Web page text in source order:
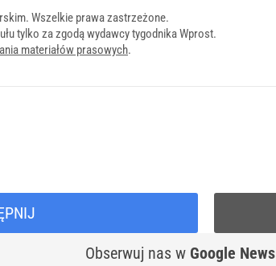
Wszelkie prawa zastrzeżone.
tylko za zgodą wydawcy tygodnika Wprost.
materiałów prasowych.
Obserwuj nas w Google News